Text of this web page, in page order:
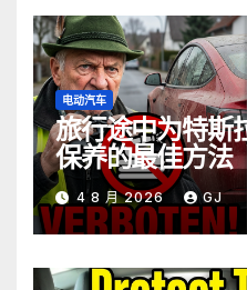
电动汽车
旅行途中为特斯
保养的最佳方法
4 8 月 2026 GJ